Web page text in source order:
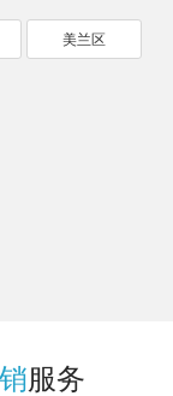
美兰区
服务